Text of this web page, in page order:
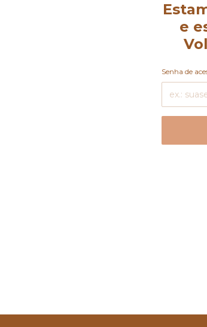
e
Senha de